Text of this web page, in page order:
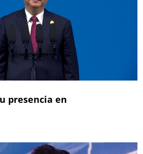
presencia en